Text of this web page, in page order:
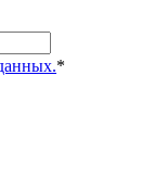
*